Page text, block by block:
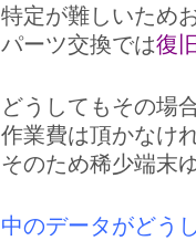
特定が難しいため
パーツ交換では復
どうしてもその場
作業費は頂かなけ
そのため稀少端末
中のデータがどう